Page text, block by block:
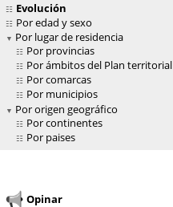
Evolución
Por edad y sexo
Por lugar de residencia
Por provincias
Por ámbitos del Plan territorial
Por comarcas
Por municipios
Por origen geográfico
Por continentes
Por paises
Opinar